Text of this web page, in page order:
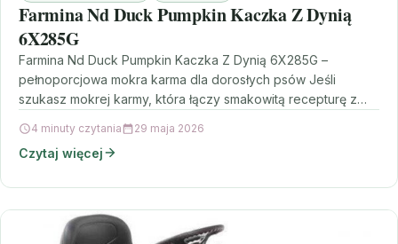
Farmina Nd Duck Pumpkin Kaczka Z Dynią
6X285G
Farmina Nd Duck Pumpkin Kaczka Z Dynią 6X285G –
pełnoporcjowa mokra karma dla dorosłych psów Jeśli
szukasz mokrej karmy, która łączy smakowitą recepturę z…
4 minuty czytania 29 maja 2026
Czytaj więcej